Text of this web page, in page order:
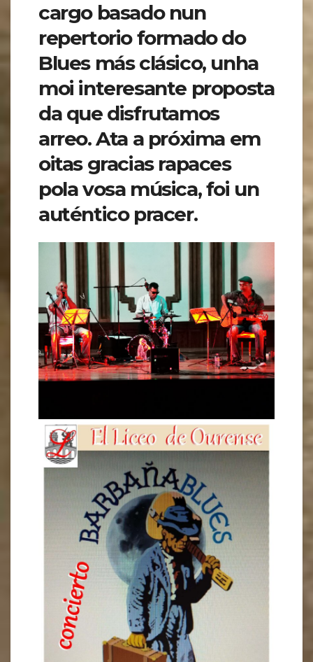
cargo basado nun
repertorio formado do
Blues más clásico, unha
moi interesante proposta
da que disfrutamos
arreo. Ata a próxima em
oitas gracias rapaces
pola vosa música, foi un
auténtico pracer.